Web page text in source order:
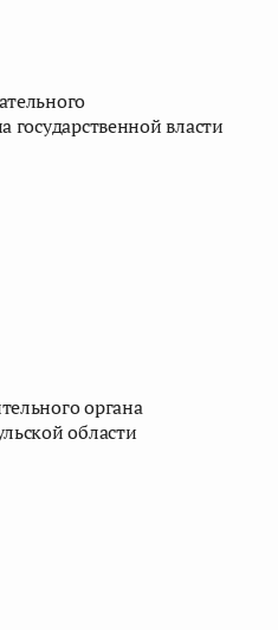
государственной власти
области